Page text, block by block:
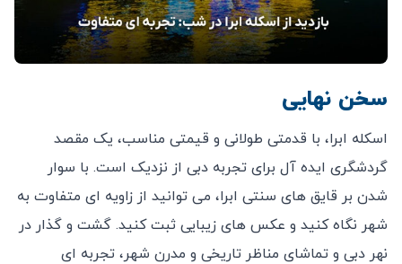
سخن نهایی
اسکله ابرا، با قدمتی طولانی و قیمتی مناسب، یک مقصد
گردشگری ایده ‌آل برای تجربه دبی از نزدیک است. با سوار
شدن بر قایق‌ های سنتی ابرا، می‌ توانید از زاویه ‌ای متفاوت به
شهر نگاه کنید و عکس‌ های زیبایی ثبت کنید. گشت و گذار در
نهر دبی و تماشای مناظر تاریخی و مدرن شهر، تجربه‌ ای